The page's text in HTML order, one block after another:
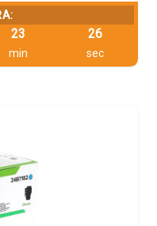
23
min
25
sec